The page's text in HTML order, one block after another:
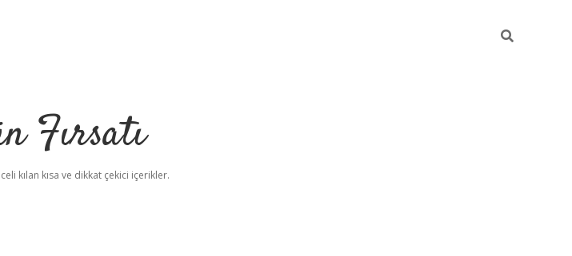
Fırsatı
kılan kısa ve dikkat çekici içerikler.